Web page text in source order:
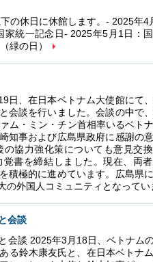
の休日に休館します。- 2025年4
統一記念日- 2025年5月1日：
緑の日）
日、在日本ベトナム大使館にて
会談を行いました。会談の中で
ム・ミン・チン首相率いるベト
知事および広島県政府に感謝の
協力強化策についても意見交
書を締結しました。現在、両
積極的に進めています。広島県
外国人コミュニティとなってい
会談
会談 2025年3月18日、ベトナム
る鈴木康友氏と、在日本ベトナ